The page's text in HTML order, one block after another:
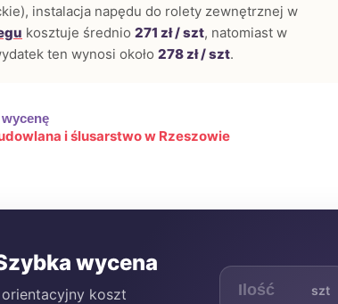
instalacja napędu do rolety zewnętrznej w
kosztuje średnio 271 zł / szt, natomiast w
ten wynosi około 278 zł / szt.
i ślusarstwo w Rzeszowie
wycena
koszt
szt